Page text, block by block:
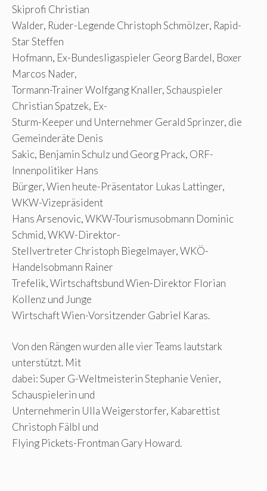
Skiprofi Christian
Walder, Ruder-Legende Christoph Schmölzer, Rapid-
Star Steffen
Hofmann, Ex-Bundesligaspieler Georg Bardel, Boxer
Marcos Nader,
Tormann-Trainer Wolfgang Knaller, Schauspieler
Christian Spatzek, Ex-
Sturm-Keeper und Unternehmer Gerald Sprinzer, die
Gemeinderäte Denis
Sakic, Benjamin Schulz und Georg Prack, ORF-
Innenpolitiker Hans
Bürger, Wien heute-Präsentator Lukas Lattinger,
WKW-Vizepräsident
Hans Arsenovic, WKW-Tourismusobmann Dominic
Schmid, WKW-Direktor-
Stellvertreter Christoph Biegelmayer, WKÖ-
Handelsobmann Rainer
Trefelik, Wirtschaftsbund Wien-Direktor Florian
Kollenz und Junge
Wirtschaft Wien-Vorsitzender Gabriel Karas.
Von den Rängen wurden alle vier Teams lautstark
unterstützt. Mit
dabei: Super G-Weltmeisterin Stephanie Venier,
Schauspielerin und
Unternehmerin Ulla Weigerstorfer, Kabarettist
Christoph Fälbl und
Flying Pickets-Frontman Gary Howard.